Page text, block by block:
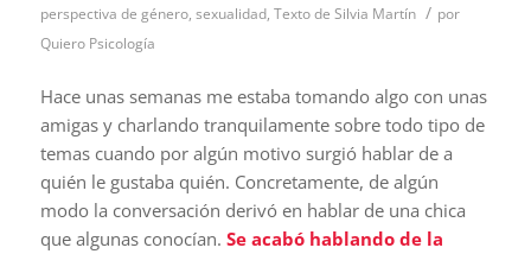
perspectiva de género, sexualidad, Texto de Silvia Martín / por
Quiero Psicología
Hace unas semanas me estaba tomando algo con unas
amigas y charlando tranquilamente sobre todo tipo de
temas cuando por algún motivo surgió hablar de a
quién le gustaba quién. Concretamente, de algún
modo la conversación derivó en hablar de una chica
que algunas conocían. Se acabó hablando de la